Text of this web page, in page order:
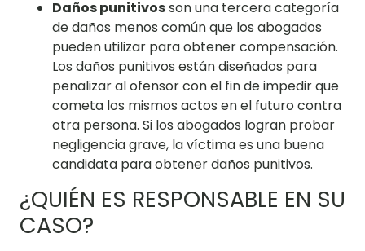
Daños punitivosson una tercera categoría
de daños menos común que los abogados
pueden utilizar para obtener compensación.
Los daños punitivos están diseñados para
penalizar al ofensor con el fin de impedir que
cometa los mismos actos en el futuro contra
otra persona. Si los abogados logran probar
negligencia grave, la víctima es una buena
candidata para obtener daños punitivos.
¿QUIÉN ES RESPONSABLE EN SU
CASO?